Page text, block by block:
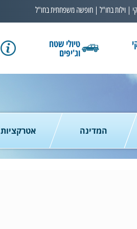
| וילות בחו"ל | חופשה משפחתית בחו"ל
טיולי שטח
וג'יפים
המדינה אטרקציות